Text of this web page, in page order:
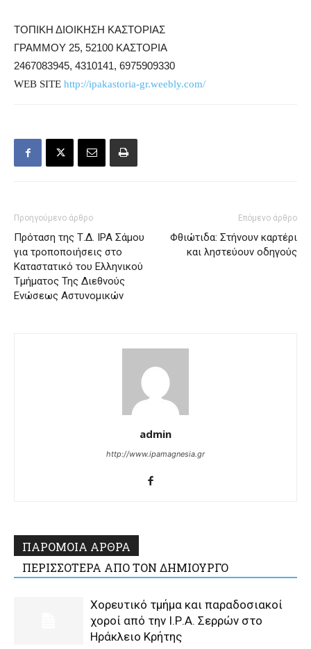
ΤΟΠΙΚΗ ΔΙΟΙΚΗΣΗ ΚΑΣΤΟΡΙΑΣ
ΓΡΑΜΜΟΥ 25, 52100 ΚΑΣΤΟΡΙΑ
2467083945, 4310141, 6975909330
WEB SITE http://ipakastoria-gr.weebly.com/
Προηγούμενο άρθρο
Πρόταση της Τ.Δ. IPA Σάμου
για τροποποιήσεις στο
Καταστατικό του Ελληνικού
Τμήματος Της Διεθνούς
Ενώσεως Αστυνομικών
Επόμενο άρθρο
Φθιώτιδα: Στήνουν καρτέρι
και ληστεύουν οδηγούς
admin
http://www.ipamagnesia.gr
ΠΑΡΟΜΟΙΑ ΑΡΘΡΑ
ΠΕΡΙΣΣΟΤΕΡΑ ΑΠΟ ΤΟΝ ΔΗΜΙΟΥΡΓΟ
Χορευτικό τμήμα και παραδοσιακοί
χοροί από την Ι.Ρ.Α. Σερρών στο
Ηράκλειο Κρήτης